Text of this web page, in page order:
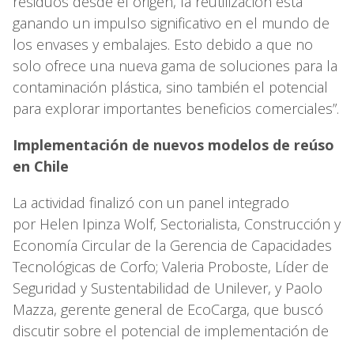
ganando un impulso significativo en el mundo de
los envases y embalajes. Esto debido a que no
solo ofrece una nueva gama de soluciones para la
contaminación plástica, sino también el potencial
para explorar importantes beneficios comerciales”.
Implementación de nuevos modelos de reúso
en Chile
La actividad finalizó con un panel integrado
por Helen Ipinza Wolf, Sectorialista, Construcción y
Economía Circular de la Gerencia de Capacidades
Tecnológicas de Corfo; Valeria Proboste, Líder de
Seguridad y Sustentabilidad de Unilever, y Paolo
Mazza, gerente general de EcoCarga, que buscó
discutir sobre el potencial de implementación de